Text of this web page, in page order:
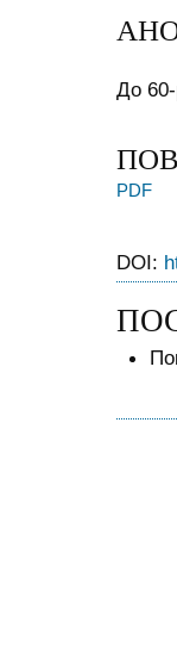
До
PDF
DOI: